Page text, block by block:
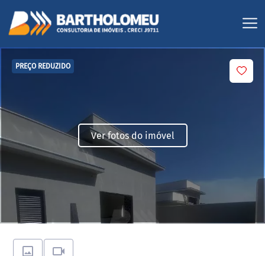
PREÇO REDUZIDO
Ver fotos do imóvel